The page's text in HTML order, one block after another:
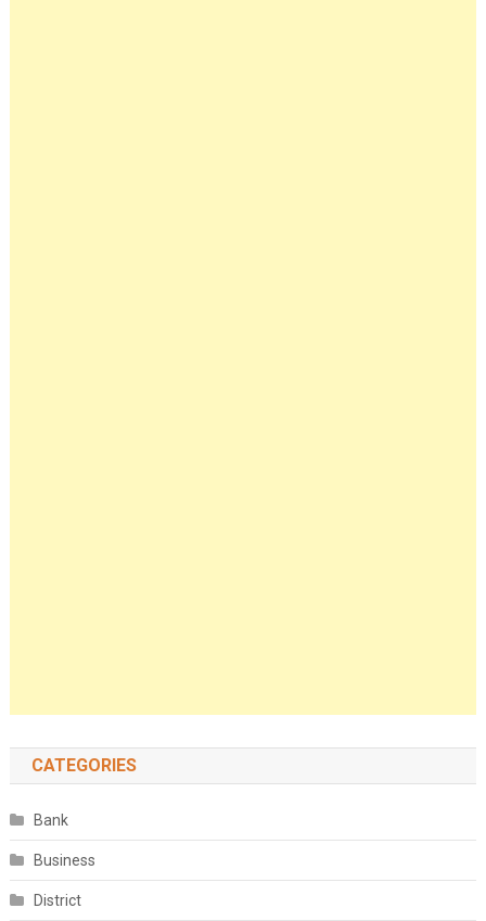
CATEGORIES
Bank
Business
District